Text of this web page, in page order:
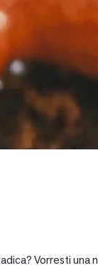
Vorresti una